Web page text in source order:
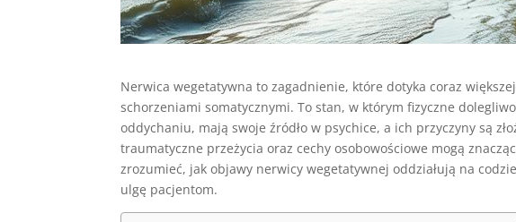
Nerwica wegetatywna to zagadnienie, które dotyka coraz
schorzeniami somatycznymi. To stan, w którym fizyczne
oddychaniu, mają swoje źródło w psychice, a ich przyczyny są
traumatyczne przeżycia oraz cechy osobowościowe mogą
zrozumieć, jak objawy nerwicy wegetatywnej oddziałują na
ulgę pacjentom.